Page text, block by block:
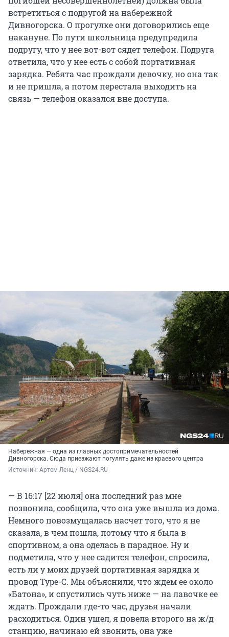
встретиться с подругой на набережной
Дивногорска. О прогулке они договорились еще
накануне. По пути школьница предупредила
подругу, что у нее вот-вот сядет телефон. Подруга
ответила, что у нее есть с собой портативная
зарядка. Ребята час прождали девочку, но она так
и не пришла, а потом перестала выходить на
связь — телефон оказался вне доступа.
Набережная — одна из главных достопримечательностей
Дивногорска. Сюда приезжают погулять даже из краевого центра
Источник: Артем Ленц / NGS24.RU
— В 16:17 [22 июля] она последний раз мне
позвонила, сообщила, что она уже вышла из дома.
Немного повозмущалась насчет того, что я не
сказала, в чем пошла, потому что я была в
спортивном, а она оделась в парадное. Ну и
подметила, что у нее садится телефон, спросила,
есть ли у моих друзей портативная зарядка и
провод Type-C. Мы объяснили, что ждем ее около
«Батона», и спустились чуть ниже — на лавочке ее
ждать. Прождали где-то час, друзья начали
расходиться. Один ушел, я повела второго на ж/д
станцию, начинаю ей звонить, она уже